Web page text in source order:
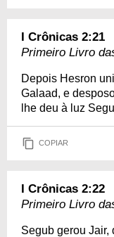
I Crônicas 2:21
Primeiro Livro
Depois Hesron
Galaad, e
lhe deu à luz
COPIAR
I Crônicas 2:22
Primeiro Livro
Segub gerou Jair,